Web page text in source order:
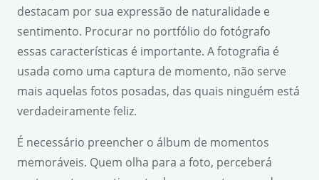
destacam por sua expressão de naturalidade e
sentimento. Procurar no portfólio do fotógrafo
essas características é importante. A fotografia é
usada como uma captura de momento, não serve
mais aquelas fotos posadas, das quais ninguém está
verdadeiramente feliz.
É necessário preencher o álbum de momentos
memoráveis. Quem olha para a foto, perceberá